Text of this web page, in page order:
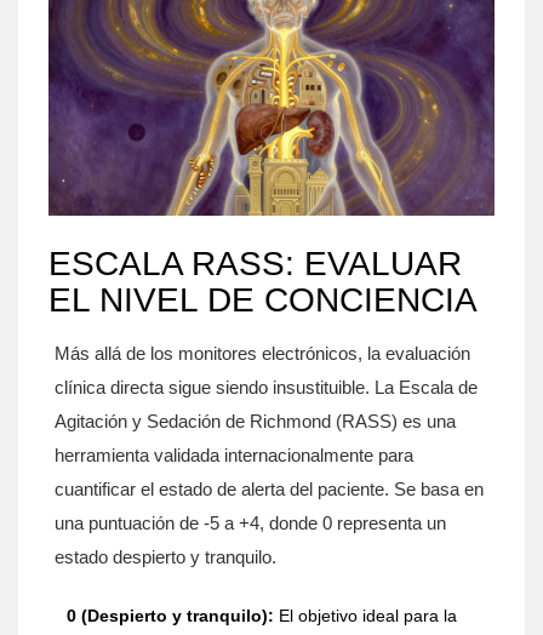
ESCALA RASS: EVALUAR
EL NIVEL DE CONCIENCIA
Más allá de los monitores electrónicos, la evaluación
clínica directa sigue siendo insustituible. La Escala de
Agitación y Sedación de Richmond (RASS) es una
herramienta validada internacionalmente para
cuantificar el estado de alerta del paciente. Se basa en
una puntuación de -5 a +4, donde 0 representa un
estado despierto y tranquilo.
0 (Despierto y tranquilo): El objetivo ideal para la